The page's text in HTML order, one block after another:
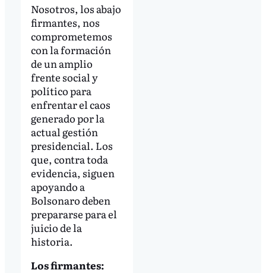
Nosotros, los abajo
firmantes, nos
comprometemos
con la formación
de un amplio
frente social y
político para
enfrentar el caos
generado por la
actual gestión
presidencial. Los
que, contra toda
evidencia, siguen
apoyando a
Bolsonaro deben
prepararse para el
juicio de la
historia.
Los firmantes: